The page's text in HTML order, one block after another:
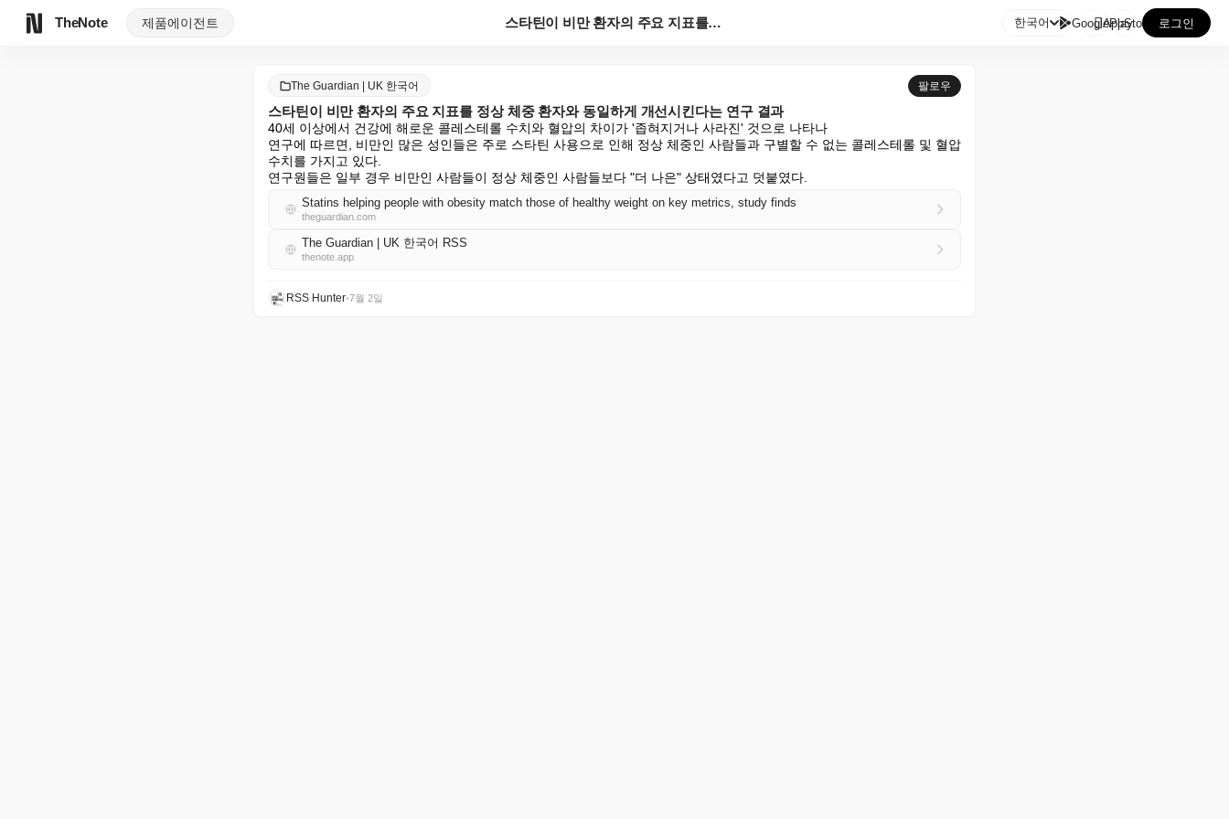
TheNote 제품에이전트 스타틴이 비만 환자의 주요 지표를 정상 체중 환자와 동... 한국어 GooglePlay
AppStore 로그인
The Guardian | UK 한국어 팔로우
스타틴이 비만 환자의 주요 지표를 정상 체중 환자와 동일하게 개선시킨다는 연구 결과
40세 이상에서 건강에 해로운 콜레스테롤 수치와 혈압의 차이가 '좁혀지거나 사라진' 것으로 나타나
연구에 따르면, 비만인 많은 성인들은 주로 스타틴 사용으로 인해 정상 체중인 사람들과 구별할 수 없는 콜레스테롤 및 혈압
수치를 가지고 있다.
연구원들은 일부 경우 비만인 사람들이 정상 체중인 사람들보다 "더 나은" 상태였다고 덧붙였다.
Statins helping people with obesity match those of healthy weight on key metrics, study finds
theguardian.com
The Guardian | UK 한국어 RSS
thenote.app
RSS Hunter•7월 2일